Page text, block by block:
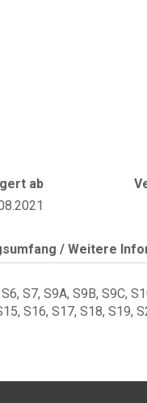
ab
/ Weitere
S7, S9A, S9B, S9C,
S16, S17, S18, S19,